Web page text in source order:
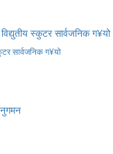
सार्वजनिक ग¥यो